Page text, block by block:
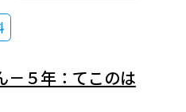
－５年：てこのは